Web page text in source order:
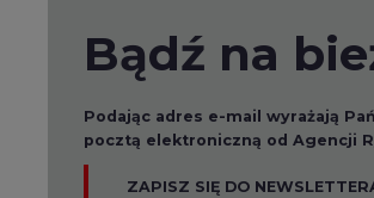
Bądź na
Podając adres e-mail wyrażają
pocztą elektroniczną od Agencji
ZAPISZ SIĘ DO